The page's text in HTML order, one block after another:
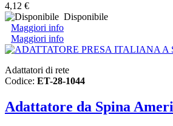
4,12 €
Disponibile
Maggiori info
Maggiori info
Adattatori di rete
Codice: ET-28-1044
Adattatore da Spina